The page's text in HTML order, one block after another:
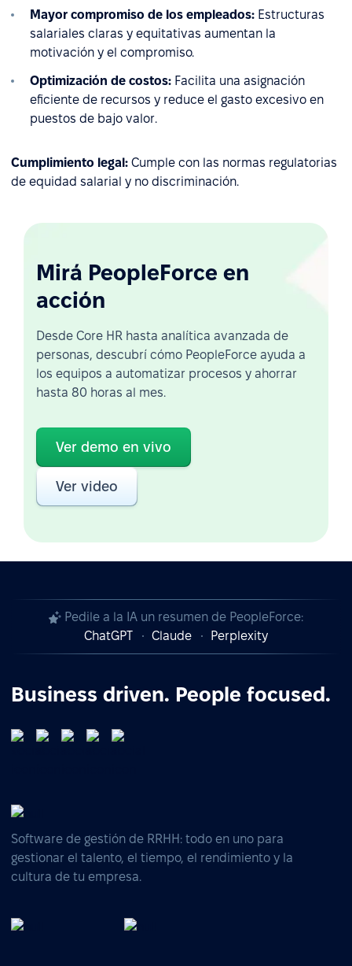
Mayor compromiso de los empleados: Estructuras
salariales claras y equitativas aumentan la
motivación y el compromiso.
Optimización de costos: Facilita una asignación
eficiente de recursos y reduce el gasto excesivo en
puestos de bajo valor.
Cumplimiento legal: Cumple con las normas regulatorias
de equidad salarial y no discriminación.
Mirá PeopleForce en
acción
Desde Core HR hasta analítica avanzada de
personas, descubrí cómo PeopleForce ayuda a
los equipos a automatizar procesos y ahorrar
hasta 80 horas al mes.
Ver demo en vivo
Ver video
Pedile a la IA un resumen de PeopleForce:
ChatGPT
Claude Perplexity
Business driven. People focused.
Software de gestión de RRHH: todo en uno para
gestionar el talento, el tiempo, el rendimiento y la
cultura de tu empresa.